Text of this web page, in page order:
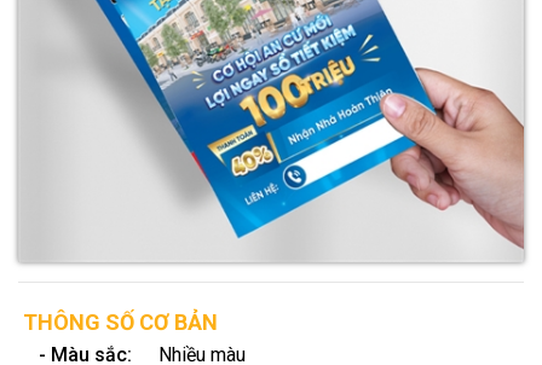
THÔNG SỐ CƠ BẢN
- Màu sắc:
Nhiều màu